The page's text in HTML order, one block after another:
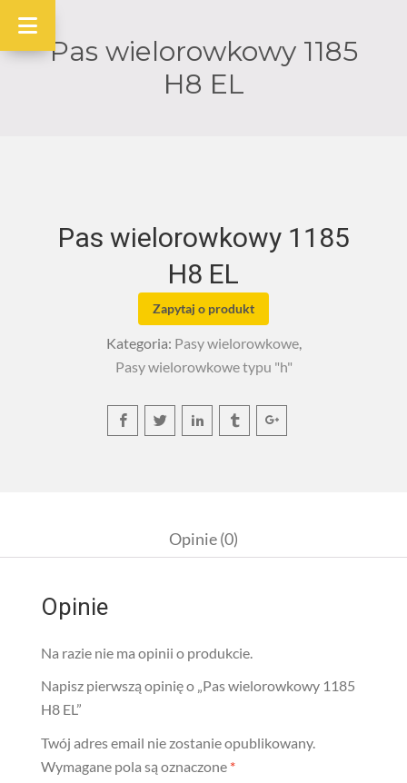
Pas wielorowkowy 1185
H8 EL
Pas wielorowkowy 1185
H8 EL
Zapytaj o produkt
Kategoria: Pasy wielorowkowe,
Pasy wielorowkowe typu "h"
Opinie (0)
Opinie
Na razie nie ma opinii o produkcie.
Napisz pierwszą opinię o „Pas wielorowkowy 1185
H8 EL”
Twój adres email nie zostanie opublikowany.
Wymagane pola są oznaczone *